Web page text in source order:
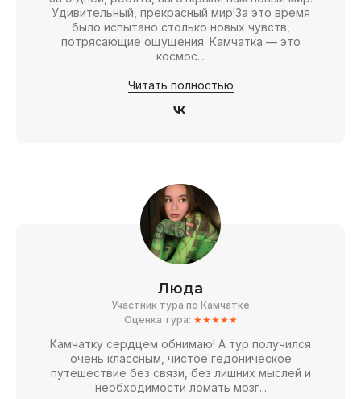
Удивительный, прекрасный мир!За это время
было испытано столько новых чувств,
потрясающие ощущения. Камчатка — это
космос...
Читать полностью
Люда
Участник тура по Камчатке
Оценка тура: ★★★★★
Камчатку сердцем обнимаю! А тур получился
очень классным, чистое гедоническое
путешествие без связи, без лишних мыслей и
необходимости ломать мозг...